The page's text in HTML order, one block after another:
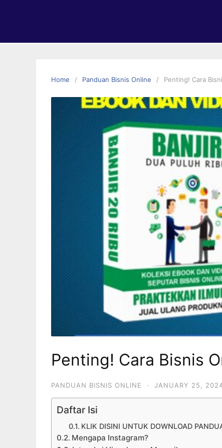
Home Panduan Bisnis Online Penting! Cara
Penting! Cara Bisnis
PANDUAN BISNIS ONLINE · JANUARY 25,
Daftar Isi
KLIK DISINI UNTUK DOWNLOAD
Mengapa Instagram?